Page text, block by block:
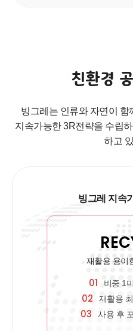
친환경
빙그레는 인류와 자연이 함
지속가능한 3R전략을 수립
하고
빙그레 지속
재활용 용이
01 비중 1
02 재활용
03 사용 후